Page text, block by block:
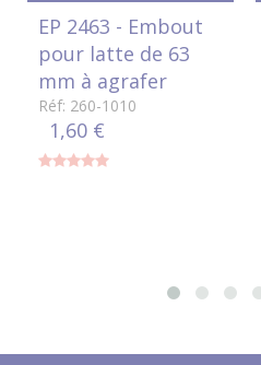
EP 2463 - Embout
pour latte de 63
mm à agrafer
Réf: 260-1010
1,60 €